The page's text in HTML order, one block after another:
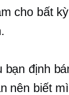
cho bất
bạn định
nên biết